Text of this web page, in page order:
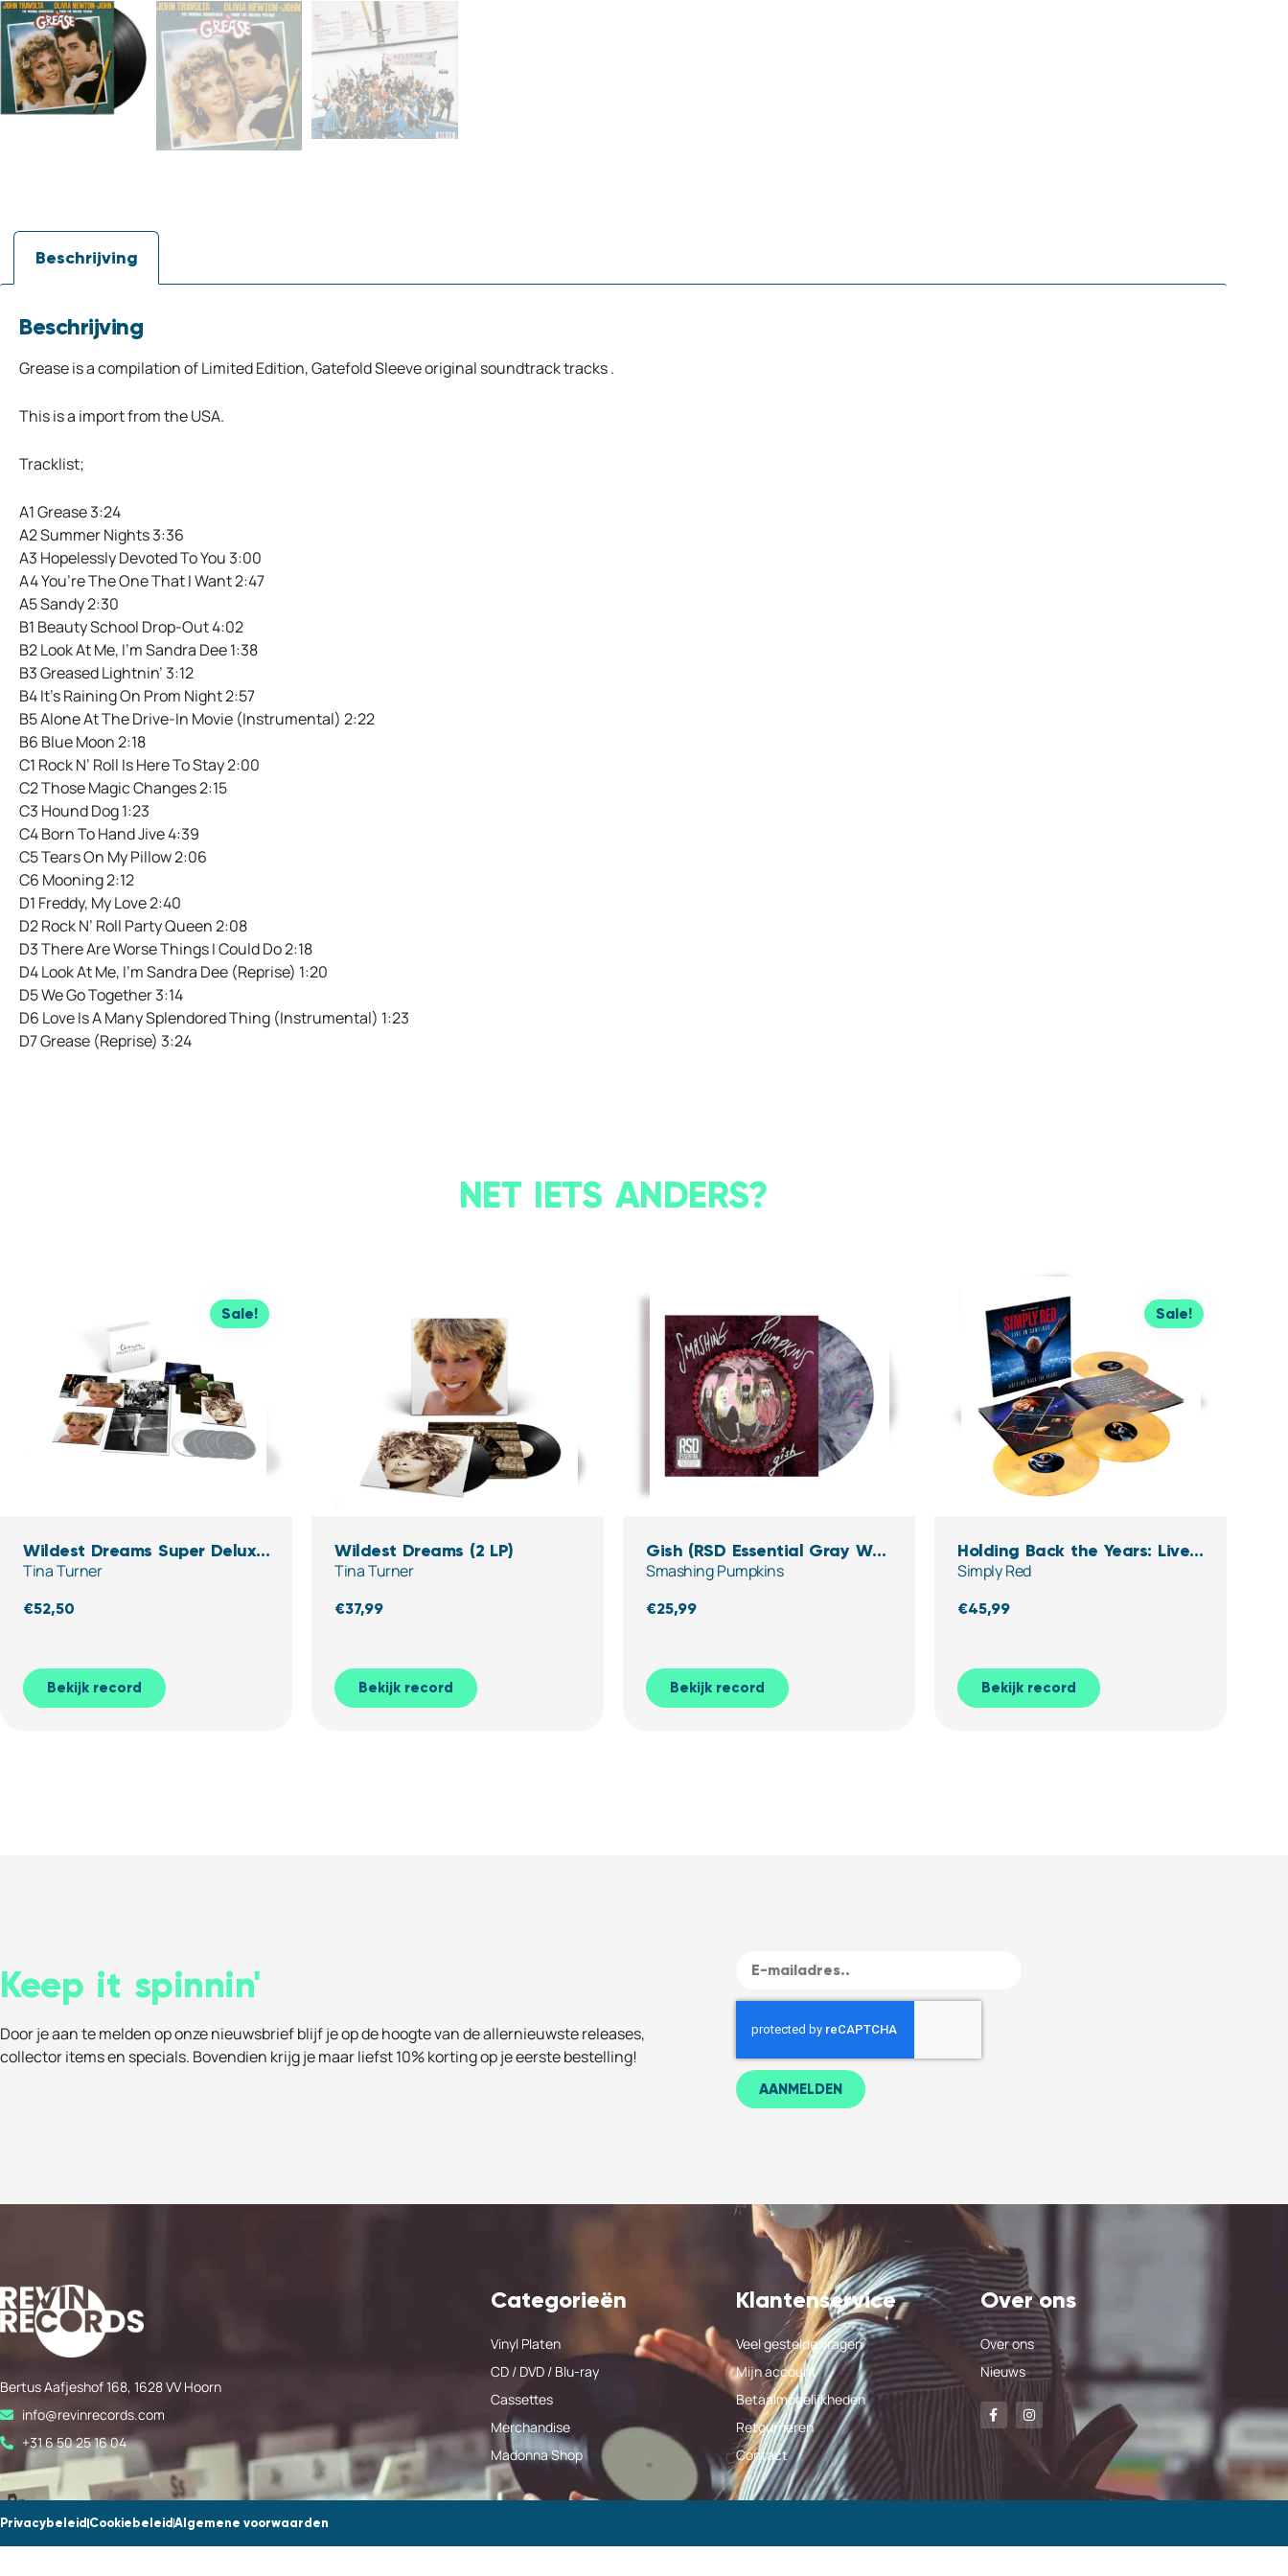
Beschrijving
Beschrijving
Grease is a compilation of Limited Edition, Gatefold Sleeve original soundtrack tracks .
This is a import from the USA.
Tracklist;
A1 Grease 3:24
A2 Summer Nights 3:36
A3 Hopelessly Devoted To You 3:00
A4 You’re The One That I Want 2:47
A5 Sandy 2:30
B1 Beauty School Drop-Out 4:02
B2 Look At Me, I’m Sandra Dee 1:38
B3 Greased Lightnin’ 3:12
B4 It’s Raining On Prom Night 2:57
B5 Alone At The Drive-In Movie (Instrumental) 2:22
B6 Blue Moon 2:18
C1 Rock N’ Roll Is Here To Stay 2:00
C2 Those Magic Changes 2:15
C3 Hound Dog 1:23
C4 Born To Hand Jive 4:39
C5 Tears On My Pillow 2:06
C6 Mooning 2:12
D1 Freddy, My Love 2:40
D2 Rock N’ Roll Party Queen 2:08
D3 There Are Worse Things I Could Do 2:18
D4 Look At Me, I’m Sandra Dee (Reprise) 1:20
D5 We Go Together 3:14
D6 Love Is A Many Splendored Thing (Instrumental) 1:23
D7 Grease (Reprise) 3:24
NET IETS ANDERS?
Sale!
Wildest Dreams Super Deluxe
Edition (5CD)
Tina Turner
€52,50
Bekijk record
Wildest Dreams (2 LP)
Tina Turner
€37,99
Bekijk record
Gish (RSD Essential Gray W/
Pink & Purple Splatter Vinyl)
Smashing Pumpkins
€25,99
Bekijk record
Sale!
Holding Back the Years: Live
in Santiago (Clear,Yellow &
black Marbled Vinyl)
Simply Red
€45,99
Bekijk record
Keep it spinnin'
Door je aan te melden op onze nieuwsbrief blijf je op de hoogte van de allernieuwste releases,
collector items en specials. Bovendien krijg je maar liefst 10% korting op je eerste bestelling!
AANMELDEN
Bertus Aafjeshof 168, 1628 VV Hoorn
info@revinrecords.com
+31 6 50 25 16 04
Categorieën
Vinyl Platen
CD / DVD / Blu-ray
Cassettes
Merchandise
Madonna Shop
Klantenservice
Veel gestelde vragen
Mijn account
Betaalmogelijkheden
Retourneren
Contact
Over ons
Over ons
Nieuws
Privacybeleid Cookiebeleid Algemene voorwaarden